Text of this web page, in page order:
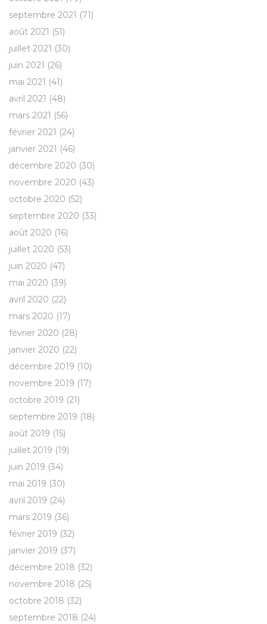
septembre 2021 (71)
août 2021 (51)
juillet 2021 (30)
juin 2021 (26)
mai 2021 (41)
avril 2021 (48)
mars 2021 (56)
février 2021 (24)
janvier 2021 (46)
décembre 2020 (30)
novembre 2020 (43)
octobre 2020 (52)
septembre 2020 (33)
août 2020 (16)
juillet 2020 (53)
juin 2020 (47)
mai 2020 (39)
avril 2020 (22)
mars 2020 (17)
février 2020 (28)
janvier 2020 (22)
décembre 2019 (10)
novembre 2019 (17)
octobre 2019 (21)
septembre 2019 (18)
août 2019 (15)
juillet 2019 (19)
juin 2019 (34)
mai 2019 (30)
avril 2019 (24)
mars 2019 (36)
février 2019 (32)
janvier 2019 (37)
décembre 2018 (32)
novembre 2018 (25)
octobre 2018 (32)
septembre 2018 (24)